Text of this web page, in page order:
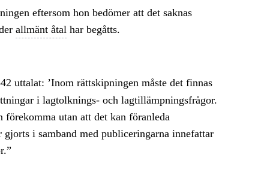
eftersom hon bedömer att det saknas
allmänt åtal har begåtts.
uttalat: ’Inom rättskipningen måste det finnas
i lagtolknings- och lagtillämpningsfrågor.
utan att det kan föranleda
gjorts i samband med publiceringarna innefattar